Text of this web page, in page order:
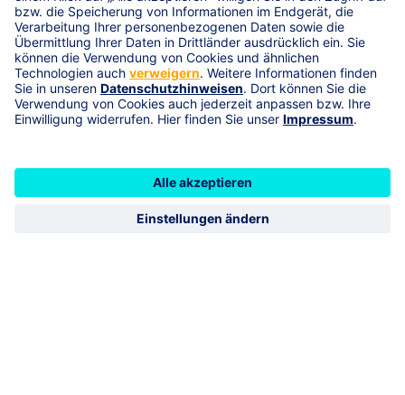
Adresse
Freiberger Straße 424, 09526
Olbernhau-Pfaffroda
geöffnet schließt 14:00